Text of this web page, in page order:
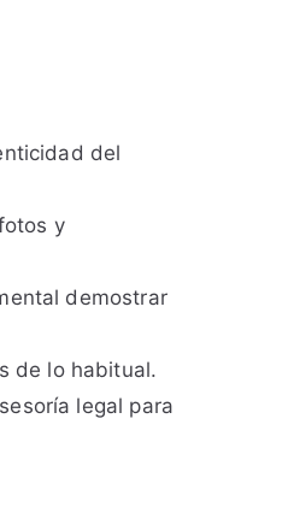
del
y
demostrar
de lo habitual.
legal para